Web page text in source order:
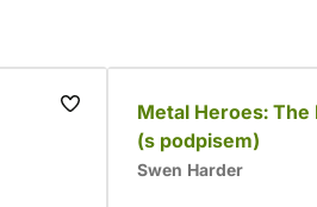
Metal Heroes: The
(s podpisem)
Swen Harder